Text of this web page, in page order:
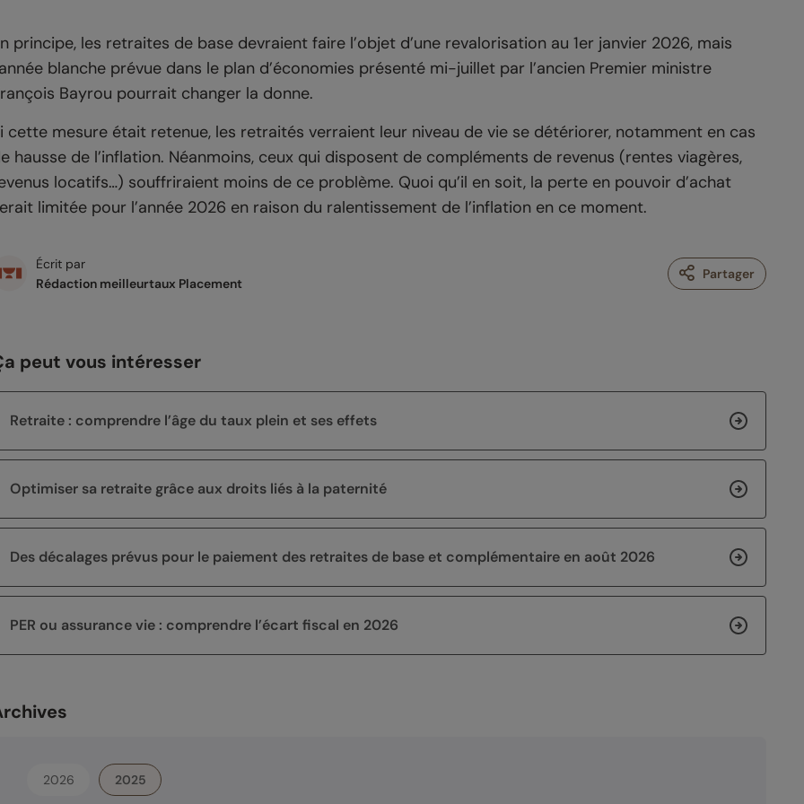
principe, les retraites de base devraient faire l’objet d’une revalorisation au 1er janvier 2026, mais
blanche prévue dans le plan d’économies présenté mi-juillet par l’ancien Premier ministre
Bayrou pourrait changer la donne.
cette mesure était retenue, les retraités verraient leur niveau de vie se détériorer, notamment en cas
hausse de l’inflation. Néanmoins, ceux qui disposent de compléments de revenus (rentes viagères,
locatifs…) souffriraient moins de ce problème. Quoi qu’il en soit, la perte en pouvoir d’achat
limitée pour l’année 2026 en raison du ralentissement de l’inflation en ce moment.
Écrit par
Rédaction meilleurtaux Placement
Partager
peut vous intéresser
Retraite : comprendre l’âge du taux plein et ses effets
Optimiser sa retraite grâce aux droits liés à la paternité
Des décalages prévus pour le paiement des retraites de base et complémentaire en août 2026
PER ou assurance vie : comprendre l’écart fiscal en 2026
2026 2025